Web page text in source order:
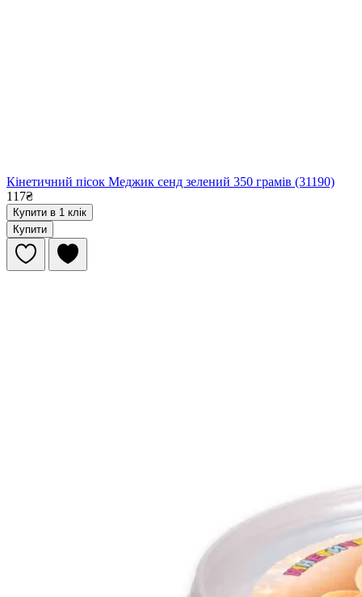
Кінетичний пісок Меджик сенд зелений 350 грамів (31190)
117₴
Купити в 1 клік
Купити